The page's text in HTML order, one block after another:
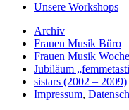
Unsere Workshops
Archiv
Frauen Musik Büro
Frauen Musik Woche
Jubiläum
sistars (2002 – 2009)
Impressum,